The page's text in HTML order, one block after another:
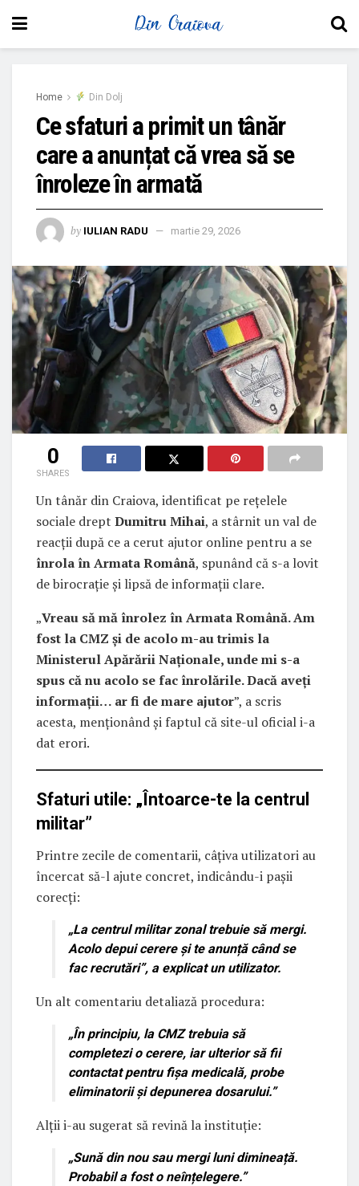
Home Din Dolj
Ce sfaturi a primit un tânăr
care a anunțat că vrea să se
înroleze în armată
by IULIAN RADU martie 29, 2026
0
SHARES
Un tânăr din Craiova, identificat pe rețelele
sociale drept Dumitru Mihai, a stârnit un val de
reacții după ce a cerut ajutor online pentru a se
înrola în Armata Română, spunând că s-a lovit
de birocrație și lipsă de informații clare.
„Vreau să mă înrolez în Armata Română. Am
fost la CMZ și de acolo m-au trimis la
Ministerul Apărării Naționale, unde mi s-a
spus că nu acolo se fac înrolările. Dacă aveți
informații… ar fi de mare ajutor”, a scris
acesta, menționând și faptul că site-ul oficial i-a
dat erori.
Sfaturi utile: „Întoarce-te la centrul
militar”
Printre zecile de comentarii, câțiva utilizatori au
încercat să-l ajute concret, indicându-i pașii
corecți:
„La centrul militar zonal trebuie să mergi.
Acolo depui cerere și te anunță când se
fac recrutări”, a explicat un utilizator.
Un alt comentariu detaliază procedura:
„În principiu, la CMZ trebuia să
completezi o cerere, iar ulterior să fii
contactat pentru fișa medicală, probe
eliminatorii și depunerea dosarului.”
Alții i-au sugerat să revină la instituție:
„Sună din nou sau mergi luni dimineață.
Probabil a fost o neînțelegere.”